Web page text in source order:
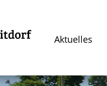
Aktuelles